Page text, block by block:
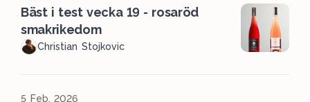
Bäst i test vecka 19 - rosaröd
smakrikedom
Christian Stojkovic
5 Feb, 2026